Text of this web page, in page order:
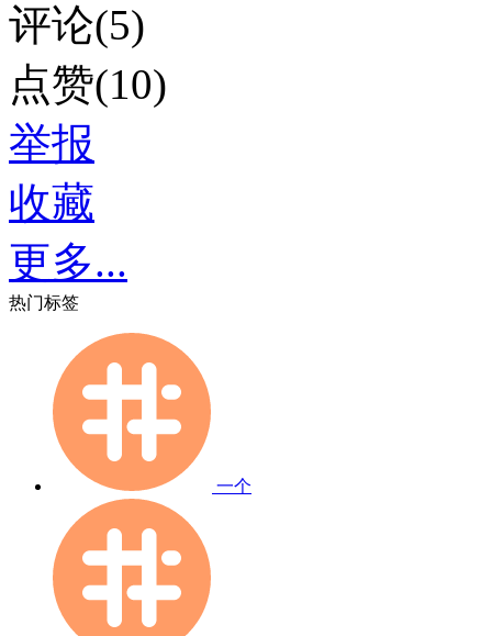
评论(5)
点赞(10)
举报
收藏
更多...
热门标签
一个